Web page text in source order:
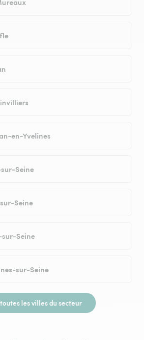
en-Yvelines
Seine
Seine
Seine
sur-Seine
les villes du secteur